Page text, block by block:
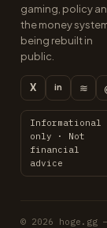
gaming, policy
the money
being rebuilt in
public.
X in ≋
Informational
only · Not
financial
advice
© 2026